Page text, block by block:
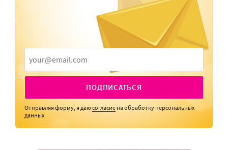
ПОДПИСАТЬСЯ
Отправляя форму, я даюсогласие на обработку персональных
данных